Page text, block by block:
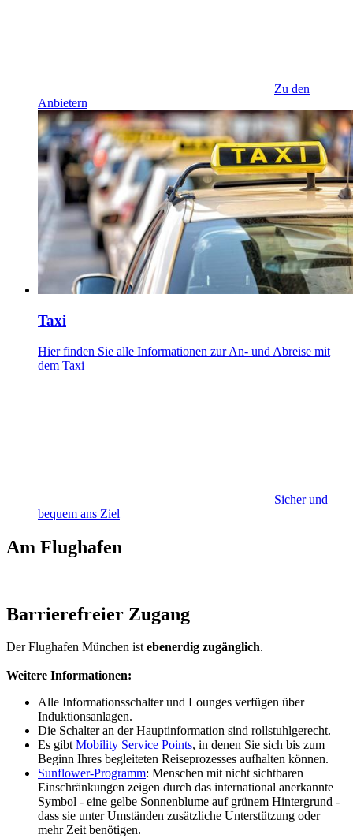
Zu den
Anbietern
Taxi
Hier finden Sie alle Informationen zur An- und Abreise mit
dem Taxi
Sicher und
bequem ans Ziel
Am Flughafen
Barrierefreier Zugang
Der Flughafen München istebenerdig zugänglich.
Weitere Informationen:
Alle Informationsschalter und Lounges verfügen über
Induktionsanlagen.
Die Schalter an der Hauptinformation sind rollstuhlgerecht.
Es gibtMobility Service Points, in denen Sie sich bis zum
Beginn Ihres begleiteten Reiseprozesses aufhalten können.
Sunflower-Programm: Menschen mit nicht sichtbaren
Einschränkungen zeigen durch das international anerkannte
Symbol - eine gelbe Sonnenblume auf grünem Hintergrund -
dass sie unter Umständen zusätzliche Unterstützung oder
mehr Zeit benötigen.